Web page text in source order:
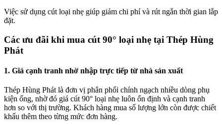
Việc sử dụng cút loại nhẹ giúp giảm chi phí và rút ngắn thời gian lắp
đặt.
Các ưu đãi khi mua cút 90° loại nhẹ tại Thép Hùng
Phát
1. Giá cạnh tranh nhờ nhập trực tiếp từ nhà sản xuất
Thép Hùng Phát là đơn vị phân phối chính ngạch nhiều dòng phụ
kiện ống, nhờ đó giá cút 90° loại nhẹ luôn ổn định và cạnh tranh
hơn so với thị trường. Khách hàng mua số lượng lớn còn được chiết
khấu thêm theo từng mức đơn hàng.